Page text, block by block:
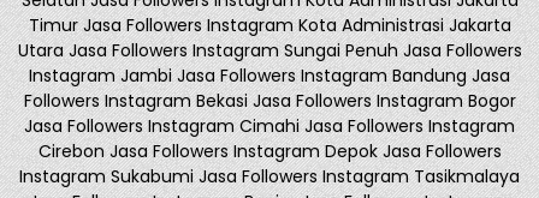
Timur Jasa Followers Instagram Kota Administrasi Jakarta
Utara Jasa Followers Instagram Sungai Penuh Jasa Followers
Instagram Jambi Jasa Followers Instagram Bandung Jasa
Followers Instagram Bekasi Jasa Followers Instagram Bogor
Jasa Followers Instagram Cimahi Jasa Followers Instagram
Cirebon Jasa Followers Instagram Depok Jasa Followers
Instagram Sukabumi Jasa Followers Instagram Tasikmalaya